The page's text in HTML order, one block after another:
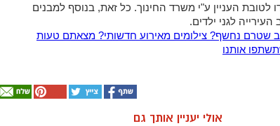
לטובת העניין ע"י משרד החינוך. כל זאת, בנוסף למבנים
לגני ילדים.
שטרם נחשף? צילומים מאירוע חדשותי? מצאתם טעות
אותנו
אולי יעניין אותך גם